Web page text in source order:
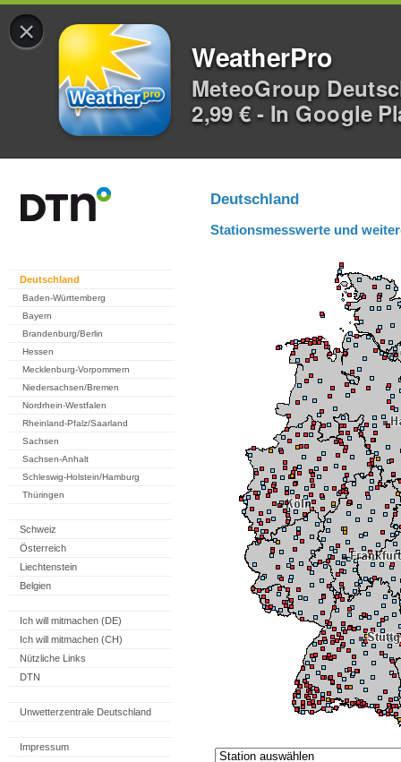
×
WeatherPro
MeteoGroup
2,99 € - In Google
Deutschland
Baden-Württemberg
Bayern
Brandenburg/Berlin
Hessen
Mecklenburg-Vorpommern
Niedersachsen/Bremen
Nordrhein-Westfalen
Rheinland-Pfalz/Saarland
Sachsen
Sachsen-Anhalt
Schleswig-Holstein/Hamburg
Thüringen
Schweiz
Österreich
Liechtenstein
Belgien
Ich will mitmachen (DE)
Ich will mitmachen (CH)
Nützliche Links
DTN
Unwetterzentrale Deutschland
Impressum
Deutschland
Stationsmesswerte und